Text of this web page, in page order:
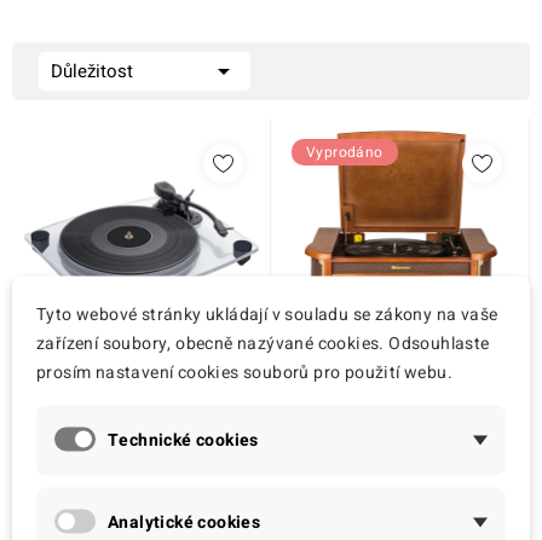
Důležitost 
Gramofon Bigben
TD115CSPS, s
2 769,00 Kč
Vyprodáno
Roadstar HIF-1993BT,
Tyto webové stránky ukládají v souladu se zákony na vaše
zařízení soubory, obecně nazývané cookies. Odsouhlaste
prosím nastavení cookies souborů pro použití webu.
Technické cookies
Analytické cookies